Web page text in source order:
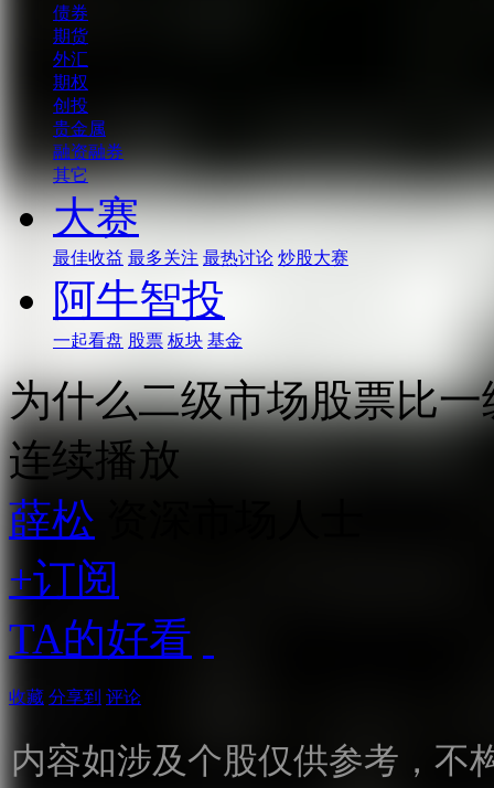
债券
期货
外汇
期权
创投
贵金属
融资融券
其它
大赛
最佳收益 最多关注 最热讨论 炒股大赛
阿牛智投
一起看盘 股票 板块 基金
为什么二级市场股票比
连续播放
薛松
+订阅
TA的好看
收藏 分享到 评论
内容如涉及个股仅供参考，不